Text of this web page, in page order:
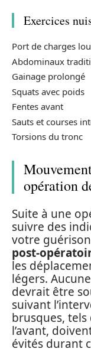
Exercices
Port de charges
Abdominaux
Gainage prolongé
Squats avec poids
Fentes avant
Sauts et courses
Torsions du tronc
opération
Suite à une
suivre des
votre
post-
les
légers.
devrait être
suivant
brusques,
l’avant,
évités durant